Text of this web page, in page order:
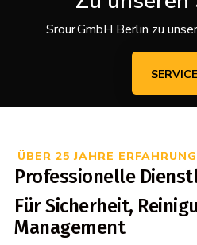
Srour.GmbH Berlin zu
ÜBER 25 JAHRE ERFAHRUNG
Professionelle
Für Sicherheit,
Management